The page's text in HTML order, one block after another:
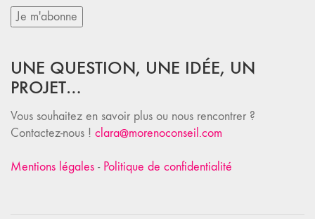
UNE QUESTION, UNE IDÉE, UN
PROJET…
Vous souhaitez en savoir plus ou nous rencontrer ?
Contactez-nous ! clara@morenoconseil.com
Mentions légales - Politique de confidentialité